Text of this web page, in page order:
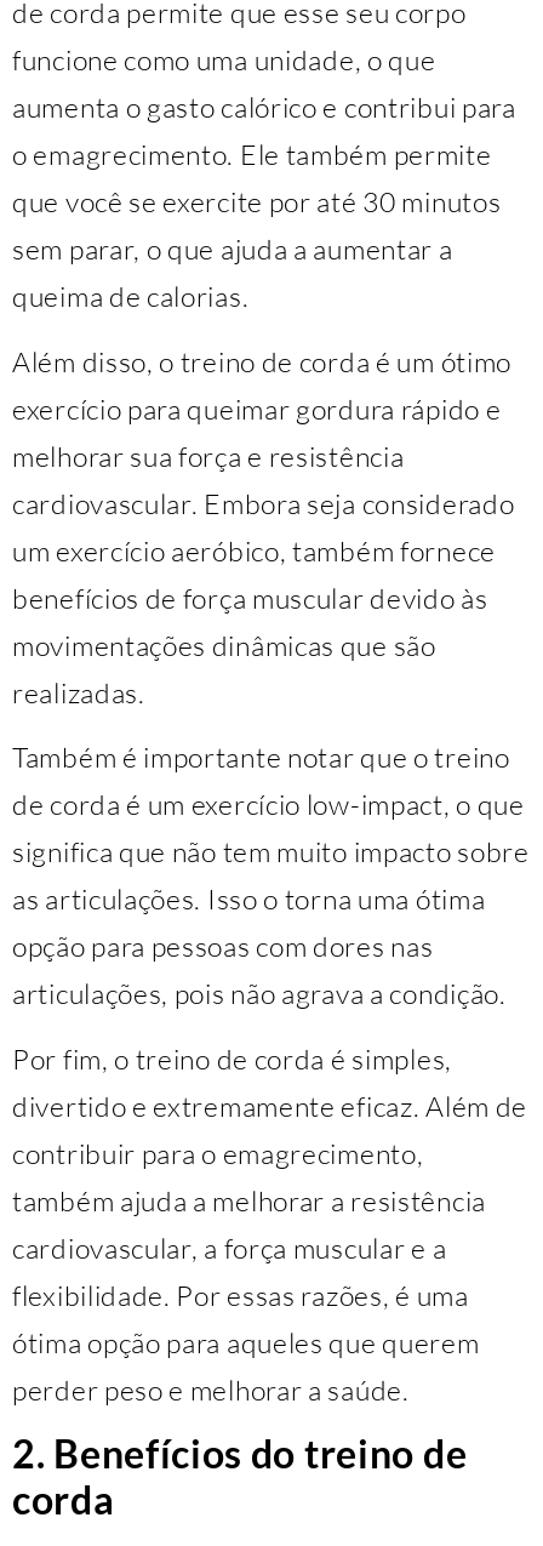
de corda permite que esse seu corpo
funcione como uma unidade, o que
aumenta o gasto calórico e contribui para
o emagrecimento. Ele também permite
que você se exercite por até 30 minutos
sem parar, o que ajuda a aumentar a
queima de calorias.
Além disso, o treino de corda é um ótimo
exercício para queimar gordura rápido e
melhorar sua força e resistência
cardiovascular. Embora seja considerado
um exercício aeróbico, também fornece
benefícios de força muscular devido às
movimentações dinâmicas que são
realizadas.
Também é importante notar que o treino
de corda é um exercício low-impact, o que
significa que não tem muito impacto sobre
as articulações. Isso o torna uma ótima
opção para pessoas com dores nas
articulações, pois não agrava a condição.
Por fim, o treino de corda é simples,
divertido e extremamente eficaz. Além de
contribuir para o emagrecimento,
também ajuda a melhorar a resistência
cardiovascular, a força muscular e a
flexibilidade. Por essas razões, é uma
ótima opção para aqueles que querem
perder peso e melhorar a saúde.
2. Benefícios do treino de
corda